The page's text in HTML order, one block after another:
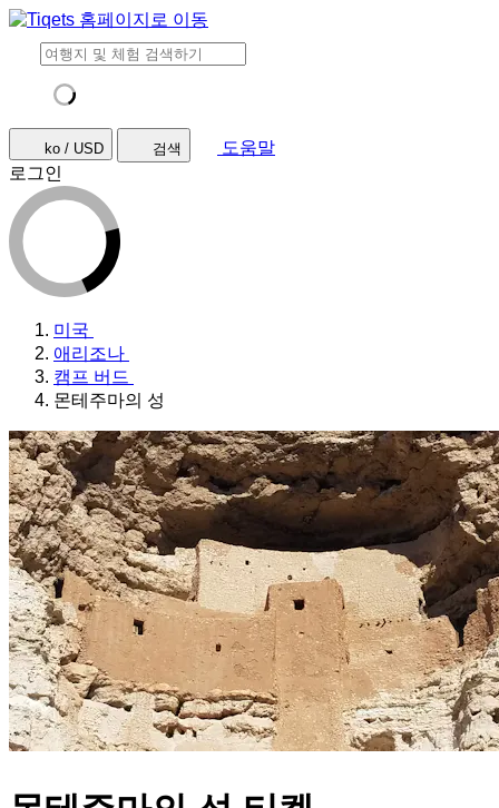
ko / USD 검색
도움말
로그인
미국
애리조나
캠프 버드
몬테주마의 성